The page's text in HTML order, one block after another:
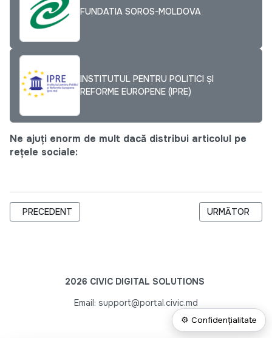
FUNDATIA SOROS-MOLDOVA
INSTITUTUL PENTRU POLITICI ȘI
REFORME EUROPENE (IPRE)
Ne ajuți enorm de mult dacă distribui articolul pe
rețele sociale:
ARTICOL PRECEDENT: EU DEBATES CAFÉ: SOLUȚII CHEIE
PRECEDENT ARTICOLUL
URMĂTOR
2026 CIVIC DIGITAL SOLUTIONS
Email: support@portal.civic.md
⚙ Confidențialitate